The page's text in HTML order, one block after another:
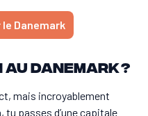
Danemark
Danemark ?
mais incroyablement
tu passes d’une capitale